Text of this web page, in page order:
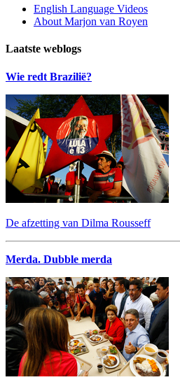
English Language Videos
About Marjon van Royen
Laatste weblogs
Wie redt Brazilië?
De afzetting van Dilma Rousseff
Merda. Dubble merda